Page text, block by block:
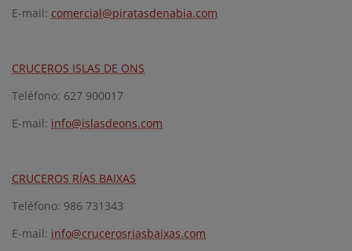
E-mail: comercial@piratasdenabia.com
CRUCEROS ISLAS DE ONS
Teléfono: 627 900017
E-mail: info@islasdeons.com
CRUCEROS RÍAS BAIXAS
Teléfono: 986 731343
E-mail: info@crucerosriasbaixas.com